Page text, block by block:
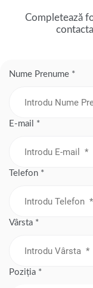
Completează
Nume Prenume *
E-mail *
Telefon *
Vârsta *
Poziția *